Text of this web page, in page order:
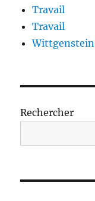
Travail
Travail
Wittgenstein
Rechercher